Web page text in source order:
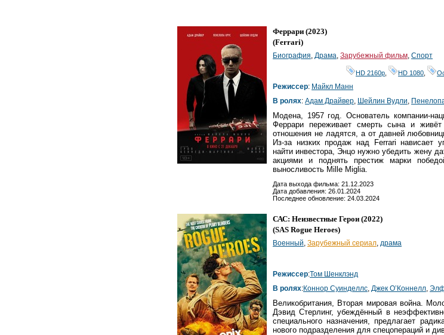
Феррари (2023)
(Ferrari)
Биография, Драма, Зарубежный фильм, Спорт
HD 2160р HD 1080
Режиссер: Майкл Манн
В ролях: Адам Драйвер, Шейлин Вудли,
Модена, 1957 год. Основатель компании-
Феррари переживает смерть сына и
отношения не ладятся, а от давней
Из-за низких продаж над Ferrari нависает
найти инвестора, Энцо нужно убедить жену
акциями и поднять престиж марки
выносливость Mille Miglia.
Дата выхода фильма: 21.12.2023
Дата добавления: 26.01.2024
Последнее обновление: 24.03.2024
САС: Неизвестные Герои (2022)
(SAS Rogue Heroes)
Военный, Зарубежный сериал, драма
Режиссер:Том Шенклэнд
В ролях:Коннор Суинделлс, Джек О’Коннелл,
Великобритания, Вторая мировая война.
Дэвид Стерлинг, убеждённый в
специального назначения, предлагает
нового подразделения для спецопераций и